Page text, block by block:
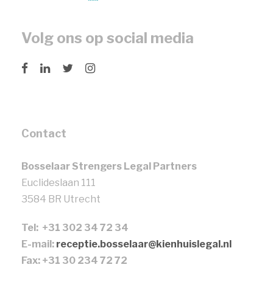
Volg ons op social media
Contact
Bosselaar Strengers Legal Partners
Euclideslaan 111
3584 BR Utrecht
Tel: +31 302 34 72 34
E-mail: receptie.bosselaar@kienhuislegal.nl
Fax: +31 30 234 72 72